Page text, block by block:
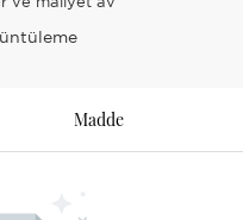
ve maliyet av
Madde